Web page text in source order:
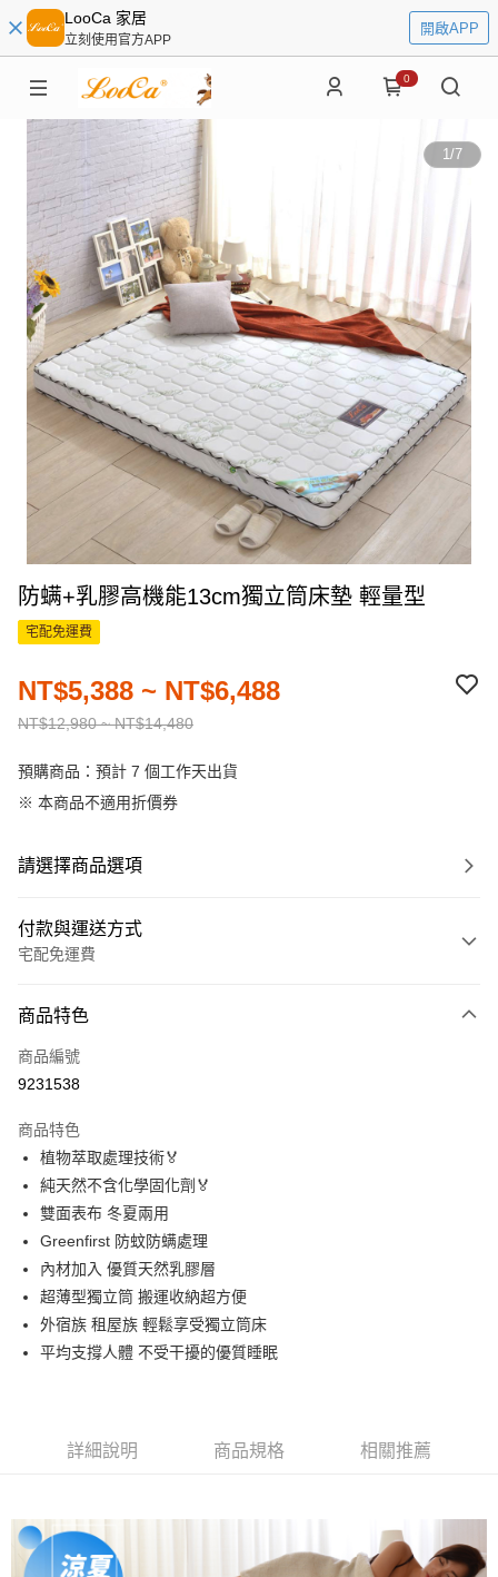
LooCa 家居
立刻使用官方APP
開啟APP
0
1/7
防螨+乳膠高機能13cm獨立筒床墊 輕量型
宅配免運費
NT$12,980 ~ NT$14,480
NT$5,388 ~ NT$6,488
預購商品：預計 7 個工作天出貨
※ 本商品不適用折價券
請選擇商品選項
付款與運送方式
宅配免運費
信用卡一次付款
信用卡分期付款
合作金庫商業銀行
華南商業銀行
上海商業儲蓄銀行
國泰世華商業銀行
臺灣中小企業銀行
匯豐（台灣）商業銀行
聯邦商業銀行
元大商業銀行
玉山商業銀行
台新國際商業銀行
中國信託商業銀行
LINE Pay
Apple Pay
悠遊付
ATM付款
商品特色
商品編號
9231538
商品特色
植物萃取處理技術🏅
純天然不含化學固化劑🏅
雙面表布 冬夏兩用
Greenfirst 防蚊防螨處理
內材加入 優質天然乳膠層
超薄型獨立筒 搬運收納超方便
外宿族 租屋族 輕鬆享受獨立筒床
平均支撐人體 不受干擾的優質睡眠
詳細說明 商品規格 相關推薦